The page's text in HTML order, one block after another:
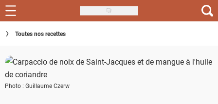
Skip
to
main
Recettes
Inspirations
Conseils
Toutes nos recettes
Photo : Guillaume Czerw